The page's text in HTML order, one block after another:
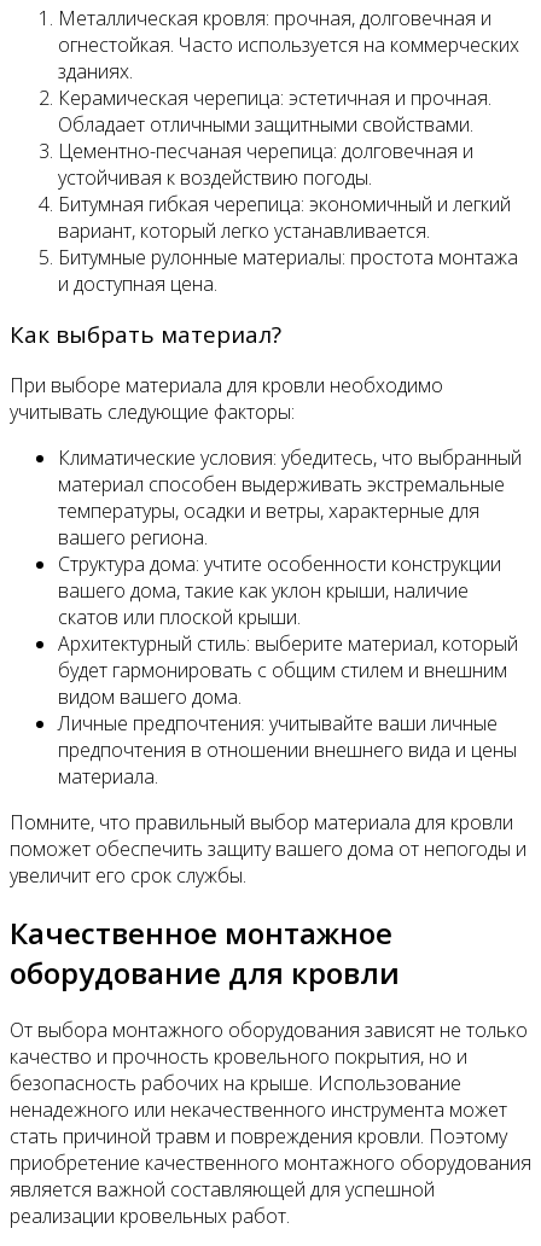
Металлическая кровля: прочная, долговечная и
огнестойкая. Часто используется на коммерческих
зданиях.
Керамическая черепица: эстетичная и прочная.
Обладает отличными защитными свойствами.
Цементно-песчаная черепица: долговечная и
устойчивая к воздействию погоды.
Битумная гибкая черепица: экономичный и легкий
вариант, который легко устанавливается.
Битумные рулонные материалы: простота монтажа
и доступная цена.
Как выбрать материал?
При выборе материала для кровли необходимо
учитывать следующие факторы:
Климатические условия: убедитесь, что выбранный
материал способен выдерживать экстремальные
температуры, осадки и ветры, характерные для
вашего региона.
Структура дома: учтите особенности конструкции
вашего дома, такие как уклон крыши, наличие
скатов или плоской крыши.
Архитектурный стиль: выберите материал, который
будет гармонировать с общим стилем и внешним
видом вашего дома.
Личные предпочтения: учитывайте ваши личные
предпочтения в отношении внешнего вида и цены
материала.
Помните, что правильный выбор материала для кровли
поможет обеспечить защиту вашего дома от непогоды и
увеличит его срок службы.
Качественное монтажное
оборудование для кровли
От выбора монтажного оборудования зависят не только
качество и прочность кровельного покрытия, но и
безопасность рабочих на крыше. Использование
ненадежного или некачественного инструмента может
стать причиной травм и повреждения кровли. Поэтому
приобретение качественного монтажного оборудования
является важной составляющей для успешной
реализации кровельных работ.